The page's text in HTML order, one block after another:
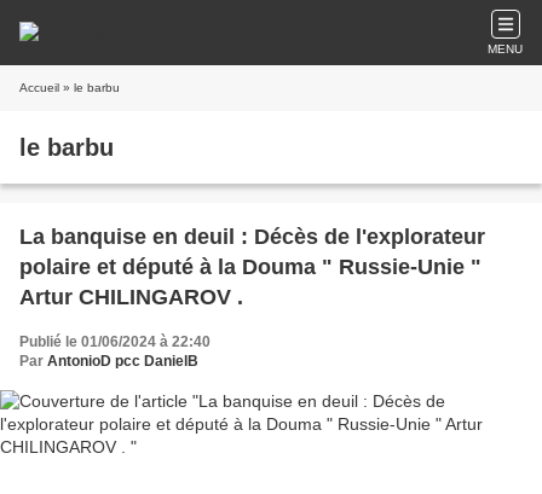
MENU
Accueil » le barbu
le barbu
La banquise en deuil : Décès de l'explorateur
polaire et député à la Douma " Russie-Unie "
Artur CHILINGAROV .
Publié le 01/06/2024 à 22:40
Par AntonioD pcc DanielB